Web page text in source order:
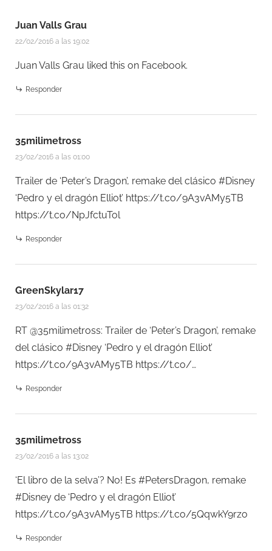
Juan Valls Grau
22/02/2016 a las 19:02
Juan Valls Grau liked this on Facebook.
Responder
35milimetross
23/02/2016 a las 01:00
Trailer de ‘Peter’s Dragon’, remake del clásico #Disney
‘Pedro y el dragón Elliot’ https://t.co/9A3vAMy5TB
https://t.co/NpJfctuTol
Responder
GreenSkylar17
23/02/2016 a las 01:32
RT @35milimetross: Trailer de ‘Peter’s Dragon’, remake
del clásico #Disney ‘Pedro y el dragón Elliot’
https://t.co/9A3vAMy5TB https://t.co/…
Responder
35milimetross
23/02/2016 a las 13:02
‘El libro de la selva’? No! Es #PetersDragon, remake
#Disney de ‘Pedro y el dragón Elliot’
https://t.co/9A3vAMy5TB https://t.co/5QqwkY9rzo
Responder